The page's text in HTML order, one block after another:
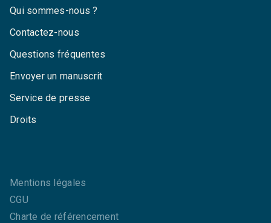
Qui sommes-nous ?
Contactez-nous
Questions fréquentes
Envoyer un manuscrit
Service de presse
Droits
Mentions légales
CGU
Charte de référencement